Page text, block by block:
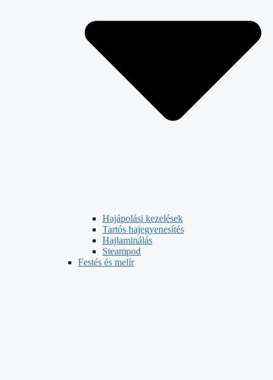
Hajápolási kezelések
Tartós hajegyenesítés
Hajlaminálás
Steampod
Festés és melír